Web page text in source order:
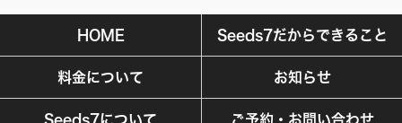
HOME Seeds7だからできること
料金について お知らせ
Seeds7について ご予約・お問い合わせ